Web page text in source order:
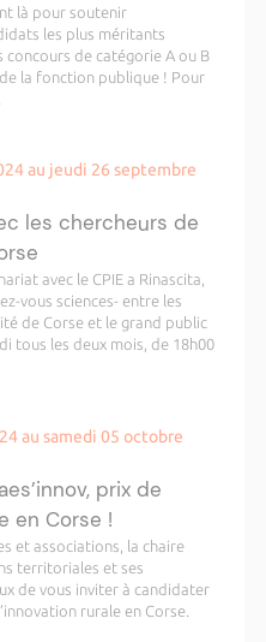
là pour soutenir
les plus méritants
de catégorie A ou B
la fonction publique ! Pour
au jeudi 26 septembre
les chercheurs de
avec le CPIE a Rinascita,
vous sciences- entre les
de Corse et le grand public
tous les deux mois, de 18h00
au samedi 05 octobre
prix de
en Corse !
et associations, la chaire
territoriales et ses
de vous inviter à candidater
rurale en Corse.